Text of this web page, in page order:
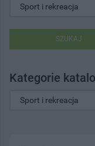
SZUKAJ
Kategorie